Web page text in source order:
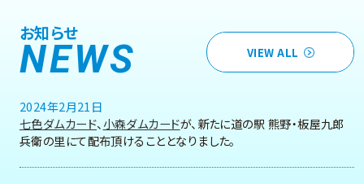
お知らせ
NEWS VIEW ALL
2024年2月21日
七色ダムカード、 小森ダムカードが、新たに道の駅 熊野・板屋九郎
兵衛の里にて配布頂けることとなりました。